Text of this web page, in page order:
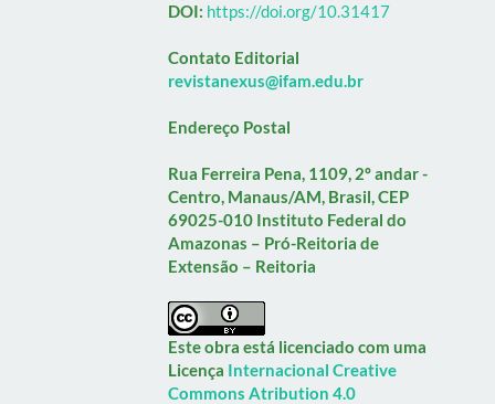
DOI: https://doi.org/10.31417
Contato Editorial
revistanexus@ifam.edu.br
Endereço Postal
Rua Ferreira Pena, 1109, 2º andar -
Centro, Manaus/AM, Brasil, CEP
69025-010 Instituto Federal do
Amazonas – Pró-Reitoria de
Extensão – Reitoria
Este obra está licenciado com uma
Licença Internacional Creative
Commons Atribution 4.0